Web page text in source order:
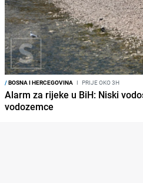
/BOSNA I HERCEGOVINA I PRIJE OKO 3H
Alarm za rijeke u BiH: Niski
vodozemce